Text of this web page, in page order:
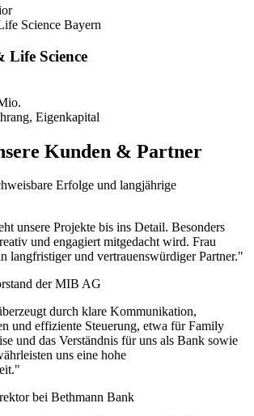
Life Science
Eigenkapital
Kunden & Partner
Erfolge und langjährige
unsere Projekte bis ins Detail. Besonders
und engagiert mitgedacht wird. Frau
langfristiger und vertrauenswürdiger Partner."
der MIB AG
durch klare Kommunikation,
und effiziente Steuerung, etwa für Family
und das Verständnis für uns als Bank sowie
uns eine hohe
bei Bethmann Bank